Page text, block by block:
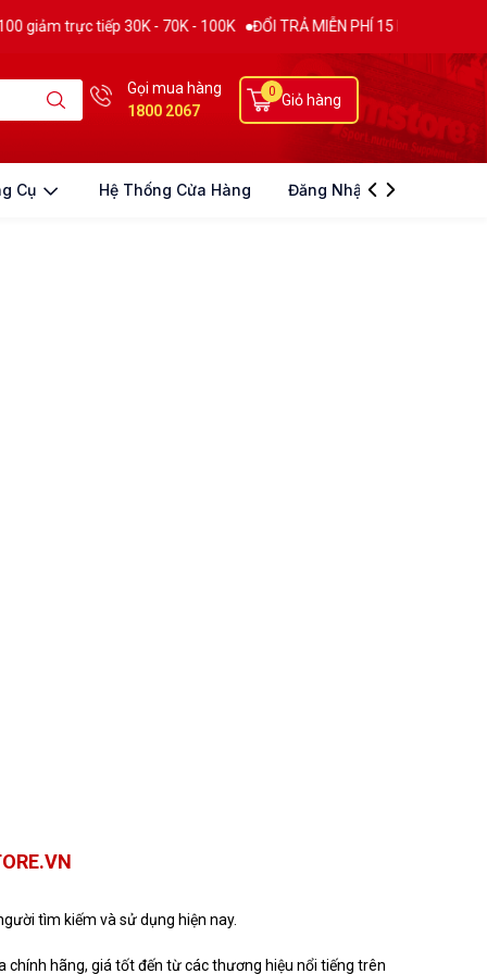
trực tiếp 30K - 70K - 100K ĐỔI TRẢ MIỄN PHÍ 15 NGÀY
Gọi mua hàng
1800 2067
Giỏ hàng
0
Cụ Hệ Thống Cửa Hàng Đăng Nhập
tìm kiếm và sử dụng hiện nay.
chính hãng, giá tốt đến từ các thương hiệu nổi tiếng trên